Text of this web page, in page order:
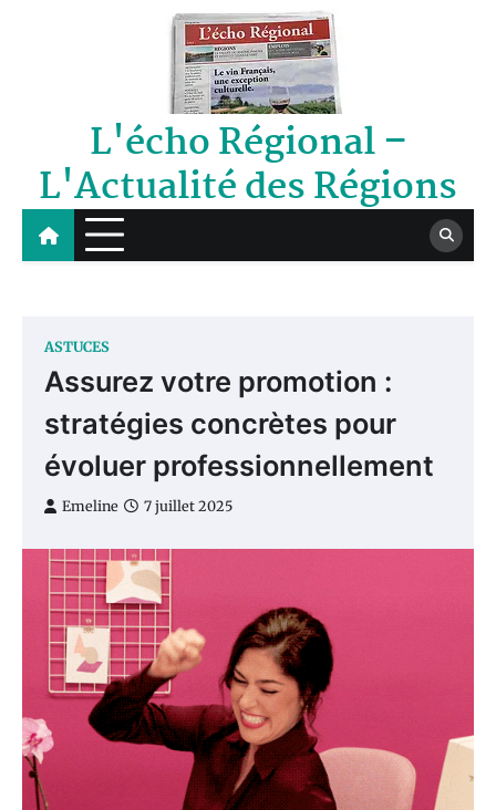
L'écho Régional –
L'Actualité des Régions
ASTUCES
Assurez votre promotion :
stratégies concrètes pour
évoluer professionnellement
Emeline 7 juillet 2025